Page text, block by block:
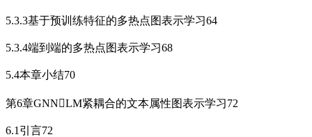
5.3.3基于预训练特征的多热点图表示学习64
5.3.4端到端的多热点图表示学习68
5.4本章小结70
第6章GNNLM紧耦合的文本属性图表示学习72
6.1引言72